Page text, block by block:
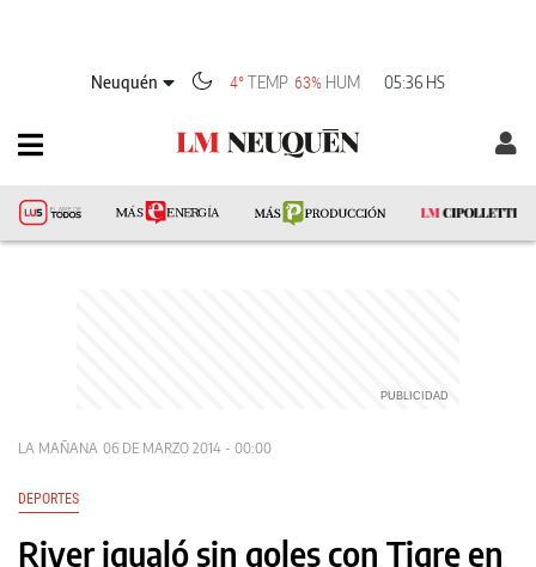
Neuquén 4° TEMP 63% HUM 05:36 HS
LA MAÑANA 06 DE MARZO 2014 - 00:00
DEPORTES
River igualó sin goles con Tigre en